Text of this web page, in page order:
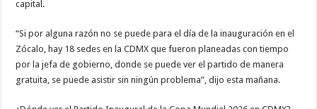
capital.
“Si por alguna razón no se puede para el día de la inauguración en el
Zócalo, hay 18 sedes en la CDMX que fueron planeadas con tiempo
por la jefa de gobierno, donde se puede ver el partido de manera
gratuita, se puede asistir sin ningún problema”, dijo esta mañana.